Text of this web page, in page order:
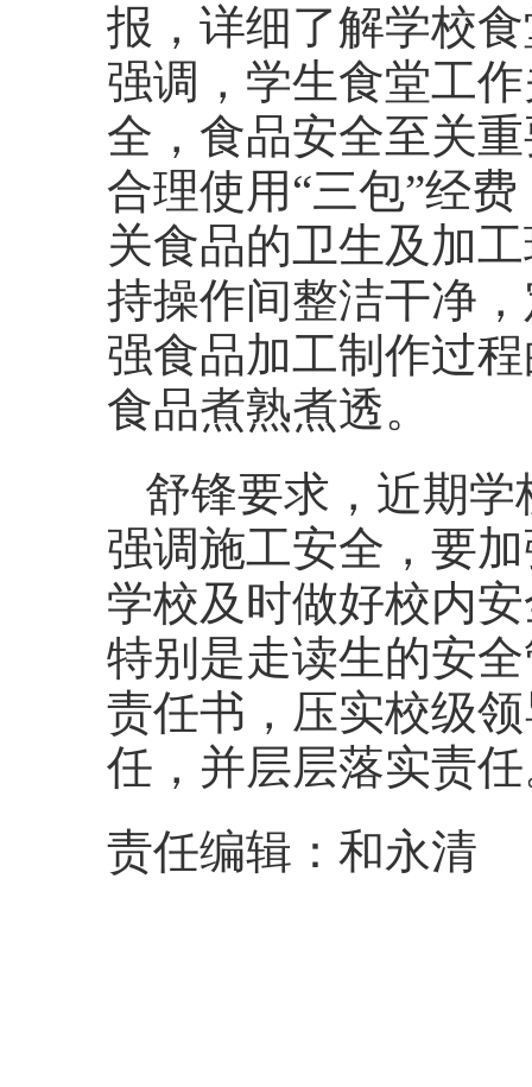
报，详细了解学校
强调，学生食堂工
全，食品安全至关
合理使用“三包”经
关食品的卫生及加
持操作间整洁干净
强食品加工制作过
食品煮熟煮透。
舒锋要求，近期
强调施工安全，要
学校及时做好校内
特别是走读生的安
责任书，压实校级
任，并层层落实责
责任编辑：和永清